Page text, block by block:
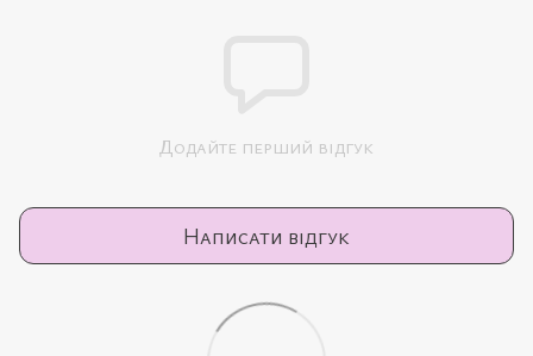
Додайте перший відгук
Написати відгук